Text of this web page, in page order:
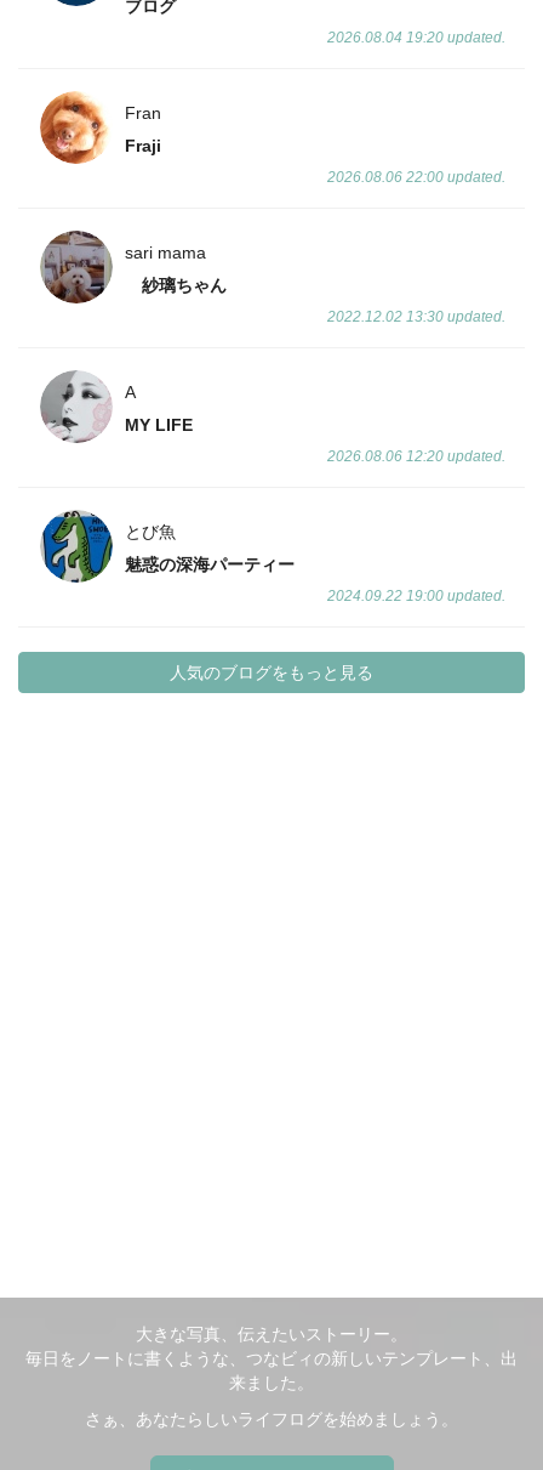
ブログ
2026.08.04 19:20 updated.
Fran
Fraji
2026.08.06 22:00 updated.
sari mama
紗璃ちゃん
2022.12.02 13:30 updated.
A
MY LIFE
2026.08.06 12:20 updated.
とび魚
魅惑の深海パーティー
2024.09.22 19:00 updated.
人気のブログをもっと見る
大きな写真、伝えたいストーリー。
毎日をノートに書くような、つなビィの新しいテンプレート、出
来ました。
さぁ、あなたらしいライフログを始めましょう。